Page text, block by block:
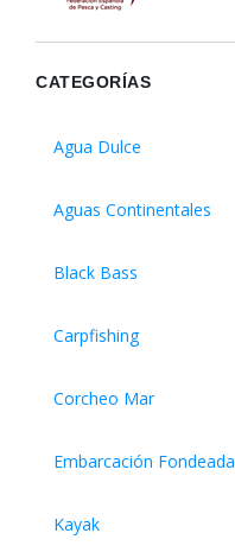
CATEGORÍAS
Agua Dulce
Aguas Continentales
Black Bass
Carpfishing
Corcheo Mar
Embarcación Fondeada
Kayak